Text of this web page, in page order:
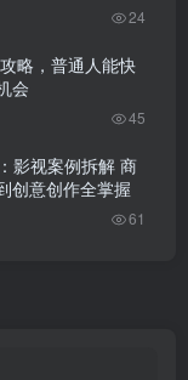
24
略，普通人能快
会
45
影视案例拆解 商
创意创作全掌握
61